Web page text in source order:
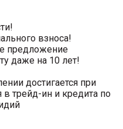
взноса!
предложение
даже на 10 лет!
достигается при
трейд-ин и кредита по